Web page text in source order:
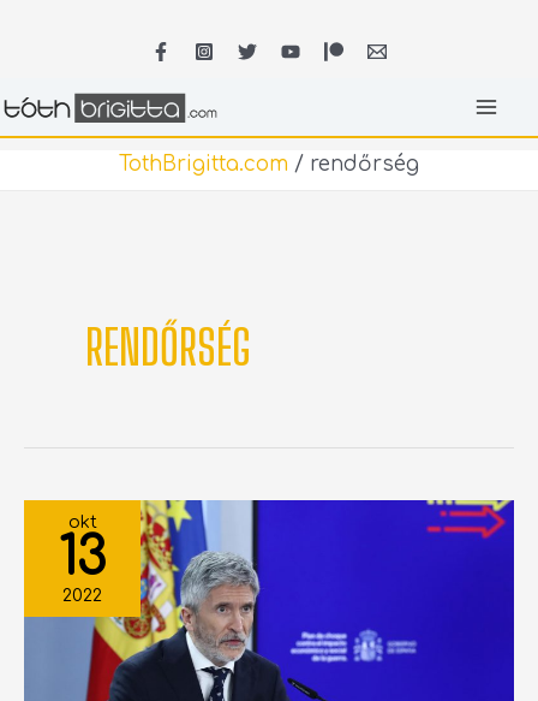
TothBrigitta.com / rendőrség
RENDŐRSÉG
okt
13
2022
ELTÖRLIK
A
MAGASSÁGI
KÖVETELMÉNYT
SPANYOL
RENDŐRSÉGNÉL